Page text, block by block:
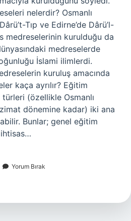
nelerdir? Osmanlı
Tıp ve Edirne’de Dârü’l-
medreselerinin kurulduğu da
medreselerde
İslami ilimlerdi.
kuruluş amacında
kaça ayrılır? Eğitim
(özellikle Osmanlı
dönemine kadar) iki ana
Bunlar; genel eğitim
Yorum Bırak